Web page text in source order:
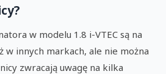
w modelu 1.8 i-VTEC są na
w innych markach, ale nie można
zwracają uwagę na kilka